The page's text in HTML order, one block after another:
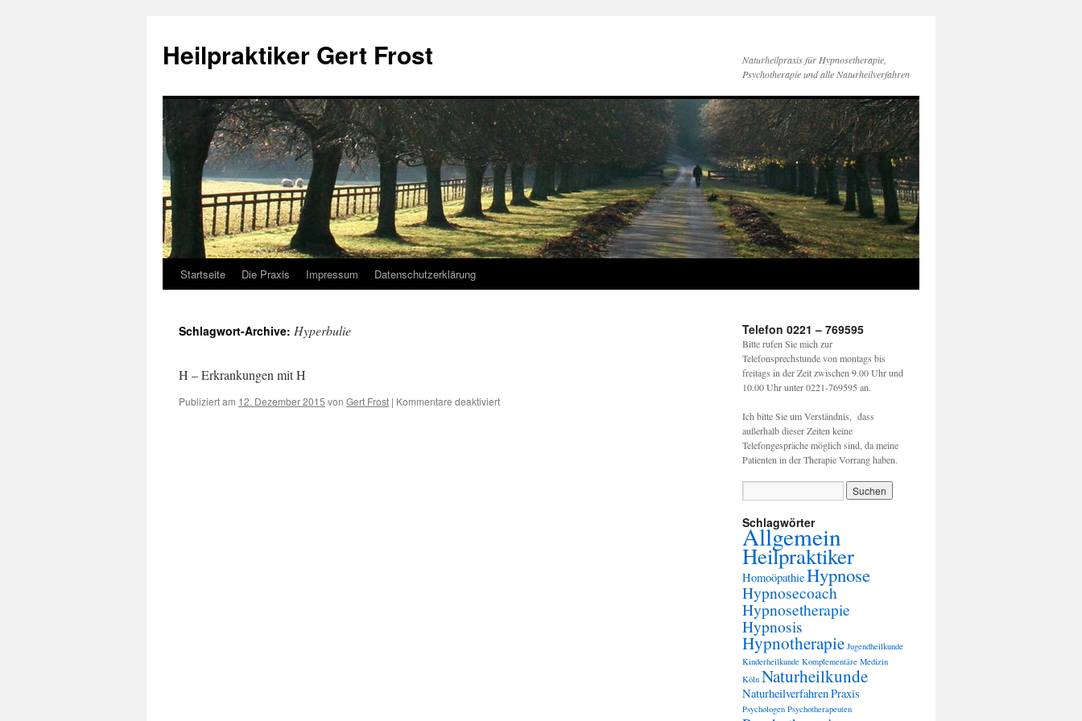
Heilpraktiker Gert Frost
Naturheilpraxis für Hypnosetherapie,
Psychotherapie und alle Naturheilverfahren
Zum
springen
Startseite Die Praxis Impressum Datenschutzerklärung
Schlagwort-Archive: Hyperbulie
H – Erkrankungen mit H
Publiziert am 12. Dezember 2015 von Gert Frost | Kommentare deaktiviertfür
Telefon 0221 – 769595
Bitte rufen Sie mich zur
Telefonsprechstunde von montags bis
freitags in der Zeit zwischen 9.00 Uhr und
10.00 Uhr unter 0221-769595 an.
Ich bitte Sie um Verständnis, dass
außerhalb dieser Zeiten keine
Telefongespräche möglich sind, da meine
Patienten in der Therapie Vorrang haben.
Schlagwörter
Allgemein
Heilpraktiker
HomoöpathieHypnose
Hypnosecoach
Hypnosetherapie
Hypnosis
Hypnotherapie Jugendheilkunde
Kinderheilkunde Komplementäre Medizin
Köln Naturheilkunde
NaturheilverfahrenPraxis
Psychologen Psychotherapeuten